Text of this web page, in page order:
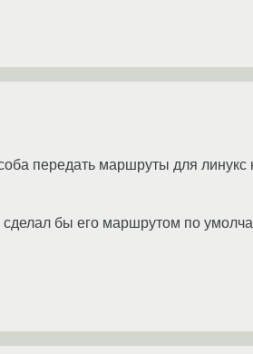
передать маршруты для линукс
бы его маршрутом по